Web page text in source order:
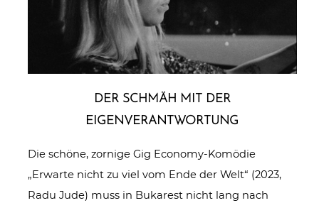
DER SCHMÄH MIT DER
EIGENVERANTWORTUNG
Die schöne, zornige Gig Economy-Komödie
„Erwarte nicht zu viel vom Ende der Welt“ (2023,
Radu Jude) muss in Bukarest nicht lang nach